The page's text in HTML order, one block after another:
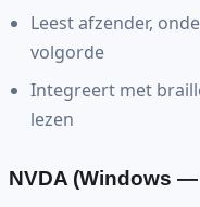
Leest afzender,
volgorde
Integreert met
lezen
NVDA (Windows